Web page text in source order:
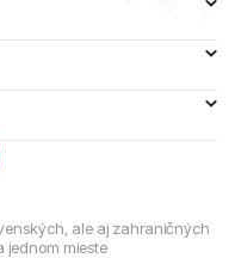
ale aj zahraničných
jednom mieste